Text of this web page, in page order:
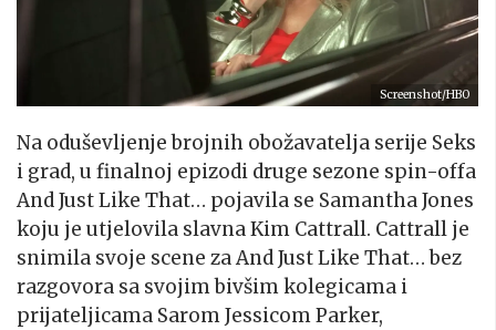
Screenshot/HBO
Na oduševljenje brojnih obožavatelja serije Seks
i grad, u finalnoj epizodi druge sezone spin-offa
And Just Like That… pojavila se Samantha Jones
koju je utjelovila slavna Kim Cattrall. Cattrall je
snimila svoje scene za And Just Like That… bez
razgovora sa svojim bivšim kolegicama i
prijateljicama Sarom Jessicom Parker,